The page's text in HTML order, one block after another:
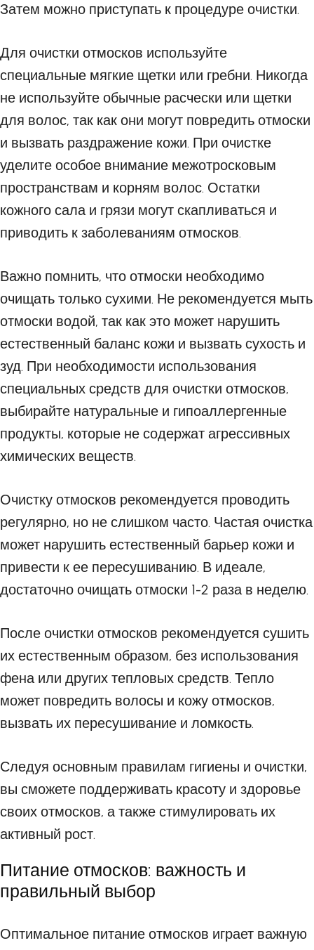
Затем можно приступать к процедуре очистки.
Для очистки отмосков используйте
специальные мягкие щетки или гребни. Никогда
не используйте обычные расчески или щетки
для волос, так как они могут повредить отмоски
и вызвать раздражение кожи. При очистке
уделите особое внимание межотросковым
пространствам и корням волос. Остатки
кожного сала и грязи могут скапливаться и
приводить к заболеваниям отмосков.
Важно помнить, что отмоски необходимо
очищать только сухими. Не рекомендуется мыть
отмоски водой, так как это может нарушить
естественный баланс кожи и вызвать сухость и
зуд. При необходимости использования
специальных средств для очистки отмосков,
выбирайте натуральные и гипоаллергенные
продукты, которые не содержат агрессивных
химических веществ.
Очистку отмосков рекомендуется проводить
регулярно, но не слишком часто. Частая очистка
может нарушить естественный барьер кожи и
привести к ее пересушиванию. В идеале,
достаточно очищать отмоски 1-2 раза в неделю.
После очистки отмосков рекомендуется сушить
их естественным образом, без использования
фена или других тепловых средств. Тепло
может повредить волосы и кожу отмосков,
вызвать их пересушивание и ломкость.
Следуя основным правилам гигиены и очистки,
вы сможете поддерживать красоту и здоровье
своих отмосков, а также стимулировать их
активный рост.
Питание отмосков: важность и
правильный выбор
Оптимальное питание отмосков играет важную